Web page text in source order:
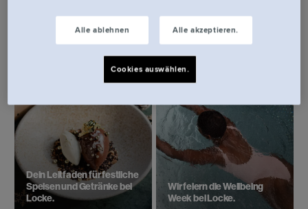
Dein Leitfaden für festliche
Speisen und Getränke bei
Locke.
Wir feiern die Wellbeing
Week bei Locke.
Alle ablehnen Alle akzeptieren.
Cookies auswählen.